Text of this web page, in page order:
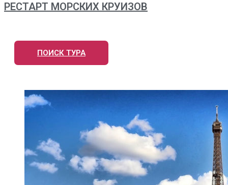
РЕСТАРТ МОРСКИХ КРУИЗОВ
ПОИСК ТУРА